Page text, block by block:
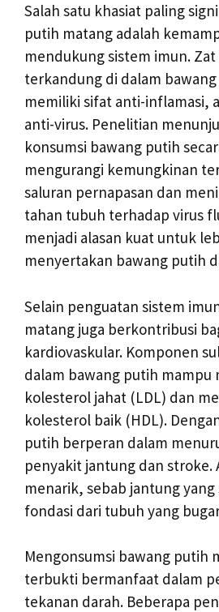
Salah satu khasiat paling
putih matang adalah
mendukung sistem imun.
terkandung di dalam
memiliki sifat anti-inflamasi,
anti-virus. Penelitian
konsumsi bawang putih
mengurangi kemungkinan
saluran pernapasan dan
tahan tubuh terhadap virus
menjadi alasan kuat untuk
menyertakan bawang putih
Selain penguatan sistem
matang juga berkontribusi
kardiovaskular. Komponen
dalam bawang putih mampu
kolesterol jahat (LDL) dan
kolesterol baik (HDL).
putih berperan dalam
penyakit jantung dan stroke.
menarik, sebab jantung yang
fondasi dari tubuh yang
Mengonsumsi bawang putih
terbukti bermanfaat dalam
tekanan darah. Beberapa